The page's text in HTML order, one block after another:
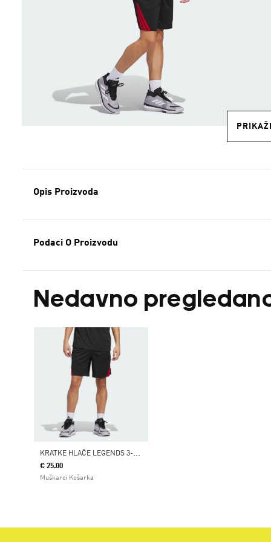
Opis Proizvoda
Podaci O Proizvodu
Nedavno
K
RATKE HLAČE LEGENDS 3-STRIPES BASKETBALL
€ 25.00
Muškarci Košarka